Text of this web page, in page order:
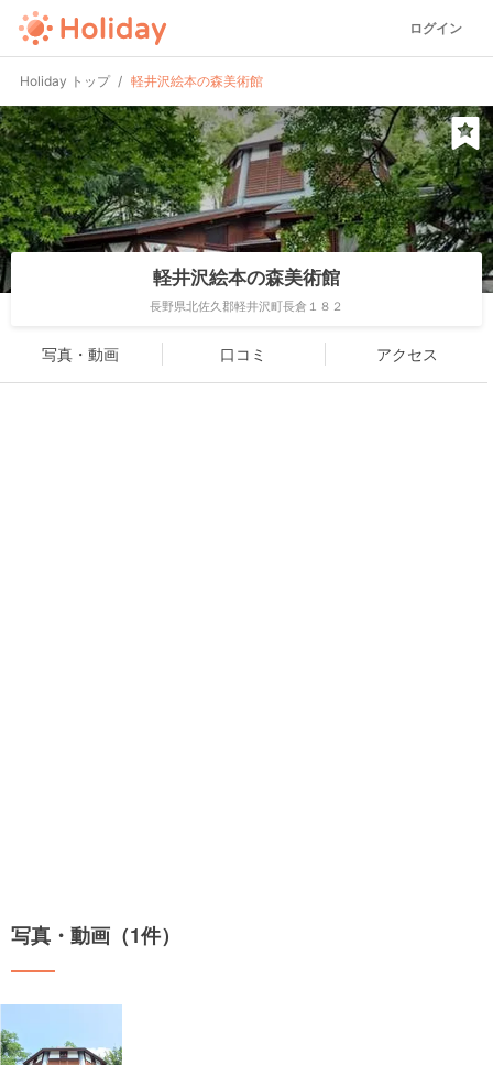
ログイン
Holiday トップ 軽井沢絵本の森美術館
軽井沢絵本の森美術館
長野県北佐久郡軽井沢町長倉１８２
写真・動画 口コミ アクセス
写真・動画（1件）